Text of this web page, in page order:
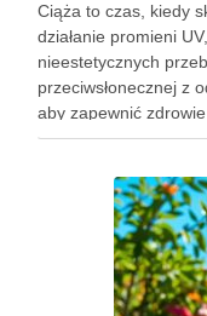
Ciąża to czas, kiedy
działanie promieni
nieestetycznych
przeciwsłonecznej z
aby zapewnić
Właściwa ochrona